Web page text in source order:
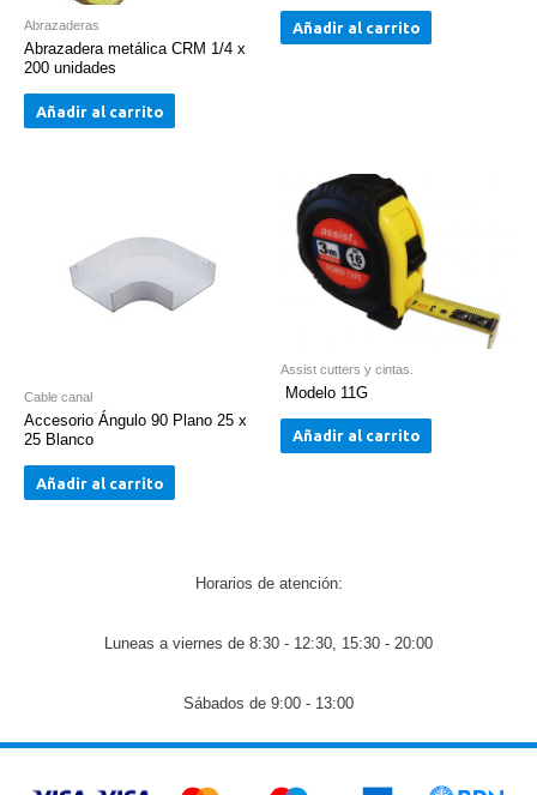
Abrazaderas
Abrazadera metálica CRM 1/4 x
200 unidades
Añadir al carrito
Añadir al carrito
Cable canal
Accesorio Ángulo 90 Plano 25 x
25 Blanco
Añadir al carrito
Assist cutters y cintas.
Modelo 11G
Añadir al carrito
Horarios de atención:
Luneas a viernes de 8:30 - 12:30, 15:30 - 20:00
Sábados de 9:00 - 13:00